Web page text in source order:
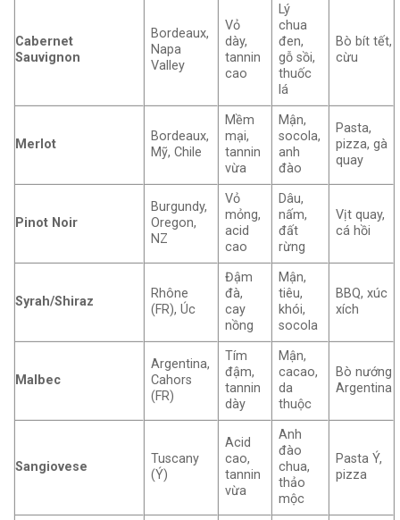
Cabernet
Sauvignon
Bordeaux,
Napa
Valley
Vỏ
dày,
tannin
cao
Lý
chua
đen,
gỗ sồi,
thuốc
lá
Bò bít tết,
cừu
Merlot
Bordeaux,
Mỹ, Chile
Mềm
mại,
tannin
vừa
Mận,
socola,
anh
đào
Pasta,
pizza, gà
quay
Pinot Noir
Burgundy,
Oregon,
NZ
Vỏ
mỏng,
acid
cao
Dâu,
nấm,
đất
rừng
Vịt quay,
cá hồi
Syrah/Shiraz
Rhône
(FR), Úc
Đậm
đà,
cay
nồng
Mận,
tiêu,
khói,
socola
BBQ, xúc
xích
Malbec
Argentina,
Cahors
(FR)
Tím
đậm,
tannin
dày
Mận,
cacao,
da
thuộc
Bò nướng
Argentina
Sangiovese
Tuscany
(Ý)
Acid
cao,
tannin
vừa
Anh
đào
chua,
thảo
mộc
Pasta Ý,
pizza